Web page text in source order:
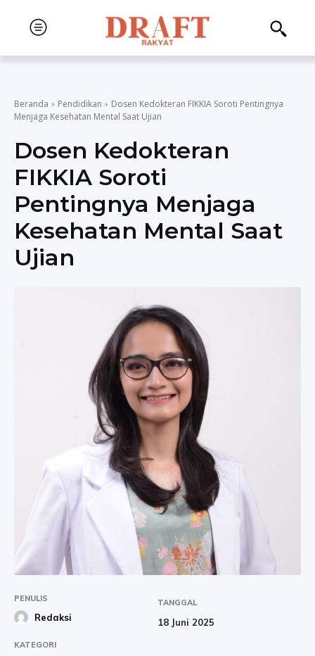
Beranda Pendidikan
Dosen Kedokteran FIKKIA Soroti Pentingnya
Menjaga Kesehatan Mental Saat Ujian
Dosen Kedokteran
FIKKIA Soroti
Pentingnya Menjaga
Kesehatan Mental Saat
Ujian
PENULIS
Redaksi
TANGGAL
18 Juni 2025
KATEGORI